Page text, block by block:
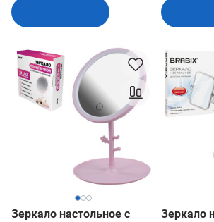
Зеркало настольное с
Зеркало